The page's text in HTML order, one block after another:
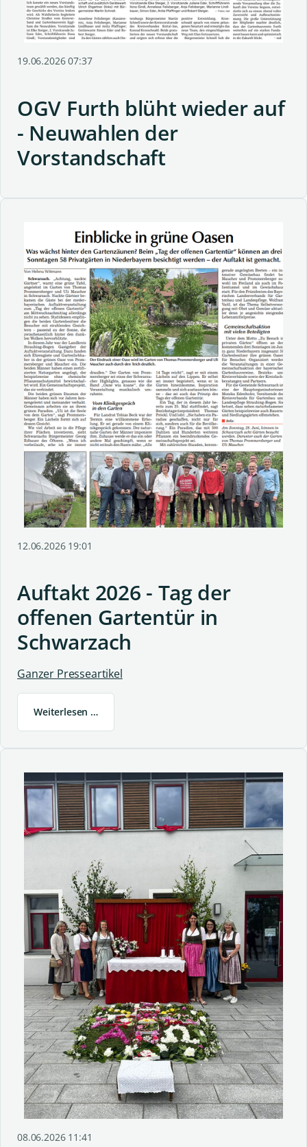
19.06.2026 07:37
OGV Furth blüht wieder auf
- Neuwahlen der
Vorstandschaft
12.06.2026 19:01
Auftakt 2026 - Tag der
offenen Gartentür in
Schwarzach
Ganzer Presseartikel
Weiterlesen …
08.06.2026 11:41